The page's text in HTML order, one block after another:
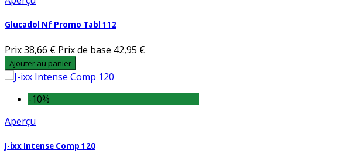
Glucadol Nf Promo Tabl 112
Prix38,66 € Prix de base 42,95 €
Ajouter au panier
-10%
Aperçu
J-ixx Intense Comp 120